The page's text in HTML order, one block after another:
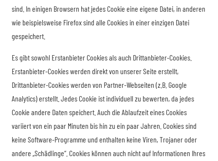
sind. In einigen Browsern hat jedes Cookie eine eigene Datei, in anderen
wie beispielsweise Firefox sind alle Cookies in einer einzigen Datei
gespeichert.
Es gibt sowohl Erstanbieter Cookies als auch Drittanbieter-Cookies.
Erstanbieter-Cookies werden direkt von unserer Seite erstellt,
Drittanbieter-Cookies werden von Partner-Webseiten (z.B. Google
Analytics) erstellt. Jedes Cookie ist individuell zu bewerten, da jedes
Cookie andere Daten speichert. Auch die Ablaufzeit eines Cookies
variiert von ein paar Minuten bis hin zu ein paar Jahren. Cookies sind
keine Software-Programme und enthalten keine Viren, Trojaner oder
andere „Schädlinge“. Cookies können auch nicht auf Informationen Ihres